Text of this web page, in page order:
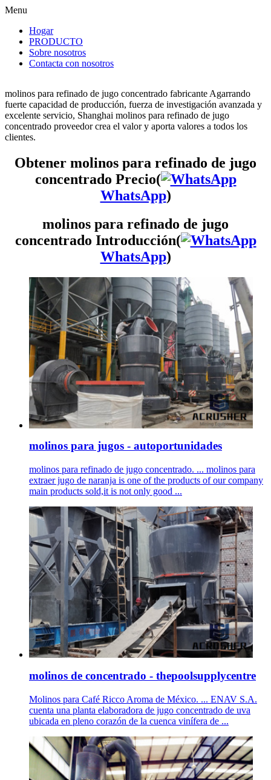
Menu
Hogar
PRODUCTO
Sobre nosotros
Contacta con nosotros
molinos para refinado de jugo concentrado fabricante Agarrando
fuerte capacidad de producción, fuerza de investigación avanzada y
excelente servicio, Shanghai molinos para refinado de jugo
concentrado proveedor crea el valor y aporta valores a todos los
clientes.
Obtener molinos para refinado de jugo
concentrado Precio(
WhatsApp)
molinos para refinado de jugo
concentrado Introducción(
WhatsApp)
molinos para jugos - autoportunidades
molinos para refinado de jugo concentrado. ... molinos para
extraer jugo de naranja is one of the products of our company
main products sold,it is not only good ...
molinos de concentrado - thepoolsupplycentre
Molinos para Café Ricco Aroma de México. ... ENAV S.A.
cuenta una planta elaboradora de jugo concentrado de uva
ubicada en pleno corazón de la cuenca vinífera de ...